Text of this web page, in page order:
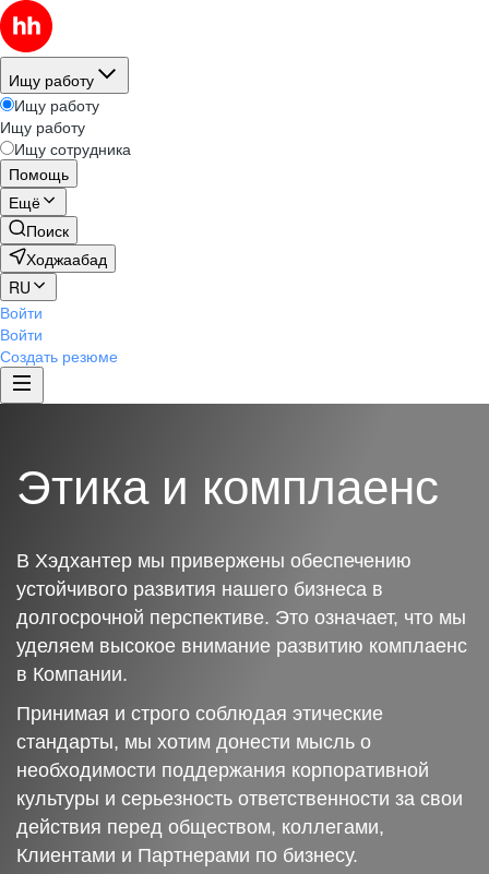
Ищу работу
Ищу работу
Ищу работу
Ищу сотрудника
Помощь
Ещё
Поиск
Ходжаабад
RU
Войти
Войти
Создать резюме
Этика и комплаенс
В Хэдхантер мы привержены обеспечению
устойчивого развития нашего бизнеса в
долгосрочной перспективе. Это означает, что мы
уделяем высокое внимание развитию комплаенс
в Компании.
Принимая и строго соблюдая этические
стандарты, мы хотим донести мысль о
необходимости поддержания корпоративной
культуры и серьезность ответственности за свои
действия перед обществом, коллегами,
Клиентами и Партнерами по бизнесу.